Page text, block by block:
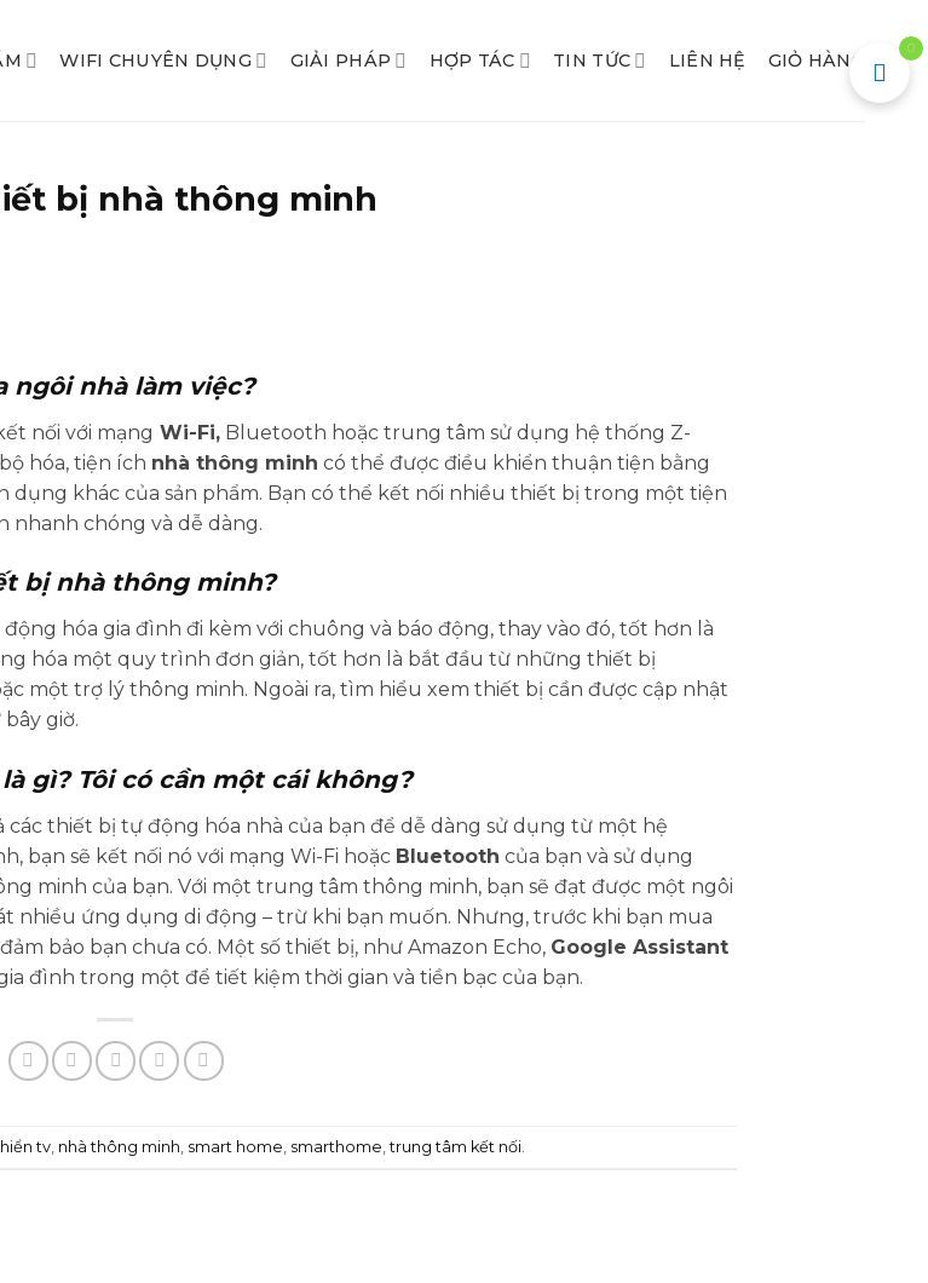
WIFI CHUYÊN DỤNG GIẢI PHÁP HỢP TÁC TIN TỨC LIÊN HỆ GIỎ HÀNG
bị nhà thông minh
ngôi nhà làm việc?
nối với mạng Wi-Fi,Bluetooth hoặc trung tâm sử dụng hệ thống Z-
hóa, tiện ích nhà thông minh có thể được điều khiển thuận tiện bằng
khác của sản phẩm. Bạn có thể kết nối nhiều thiết bị trong một tiện
nhanh chóng và dễ dàng.
bị nhà thông minh?
hóa gia đình đi kèm với chuông và báo động, thay vào đó, tốt hơn là
hóa một quy trình đơn giản, tốt hơn là bắt đầu từ những thiết bị
một trợ lý thông minh. Ngoài ra, tìm hiểu xem thiết bị cần được cập nhật
giờ.
gì? Tôi có cần một cái không?
thiết bị tự động hóa nhà của bạn để dễ dàng sử dụng từ một hệ
bạn sẽ kết nối nó với mạng Wi-Fi hoặc Bluetooth của bạn và sử dụng
minh của bạn. Với một trung tâm thông minh, bạn sẽ đạt được một ngôi
nhiều ứng dụng di động – trừ khi bạn muốn. Nhưng, trước khi bạn mua
bảo bạn chưa có. Một số thiết bị, như Amazon Echo, Google Assistant
đình trong một để tiết kiệm thời gian và tiền bạc của bạn.
tv, nhà thông minh smart home smarthome ,trung tâm kết nối.
0